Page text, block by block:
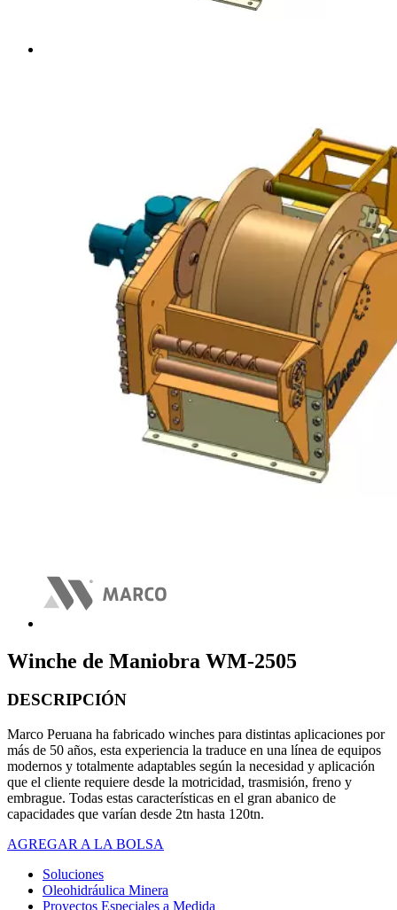
Winche de Maniobra WM-2505
DESCRIPCIÓN
Marco Peruana ha fabricado winches para distintas aplicaciones por
más de 50 años, esta experiencia la traduce en una línea de equipos
modernos y totalmente adaptables según la necesidad y aplicación
que el cliente requiere desde la motricidad, trasmisión, freno y
embrague. Todas estas características en el gran abanico de
capacidades que varían desde 2tn hasta 120tn.
AGREGAR A LA BOLSA
Soluciones
Oleohidráulica Minera
Proyectos Especiales a Medida